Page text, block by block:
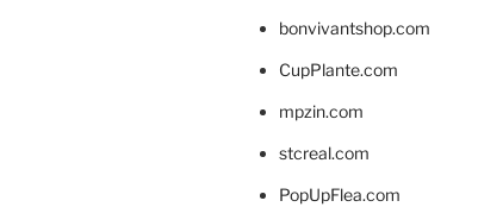
bonvivantshop.com
CupPlante.com
mpzin.com
stcreal.com
PopUpFlea.com